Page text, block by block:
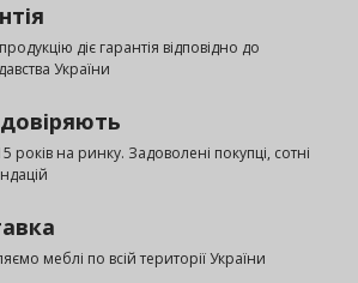
діє гарантія відповідно до
України
років на ринку. Задоволені покупці, сотні
меблі по всій території України